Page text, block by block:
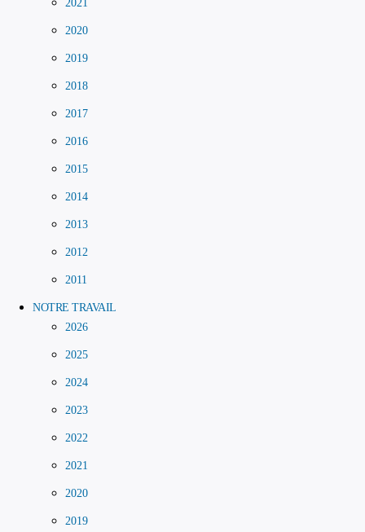
2021
2020
2019
2018
2017
2016
2015
2014
2013
2012
2011
NOTRE TRAVAIL
2026
2025
2024
2023
2022
2021
2020
2019